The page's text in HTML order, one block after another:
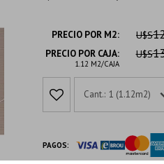
PRECIO POR M2: U$S
PRECIO POR CAJA:
1.12 M2/CAJA
U$S
1 (1.12m2)
PAGOS: